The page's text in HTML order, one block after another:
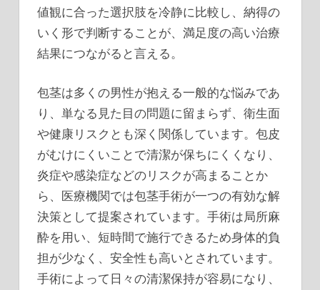
値観に合った選択肢を冷静に比較し、納得の
いく形で判断することが、満足度の高い治療
結果につながると言える。
包茎は多くの男性が抱える一般的な悩みであ
り、単なる見た目の問題に留まらず、衛生面
や健康リスクとも深く関係しています。包皮
がむけにくいことで清潔が保ちにくくなり、
炎症や感染症などのリスクが高まることか
ら、医療機関では包茎手術が一つの有効な解
決策として提案されています。手術は局所麻
酔を用い、短時間で施行できるため身体的負
担が少なく、安全性も高いとされています。
手術によって日々の清潔保持が容易になり、